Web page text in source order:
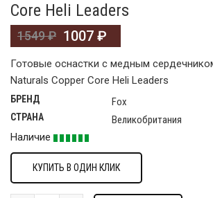
Core Heli Leaders
1549₽ 1007 ₽
Готовые оснастки с медным
Naturals Copper Core Heli Leaders
БРЕНД Fox
СТРАНА
Великобритания
Наличие
КУПИТЬ В ОДИН КЛИК